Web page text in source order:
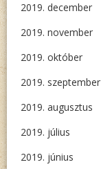
2019. december
2019. november
2019. október
2019. szeptember
2019. augusztus
2019. július
2019. június